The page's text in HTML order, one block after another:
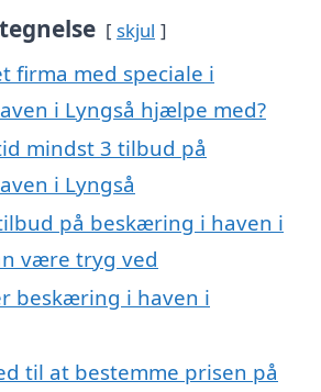
skjul
firma med speciale i
i Lyngså hjælpe med?
mindst 3 tilbud på
i Lyngså
på beskæring i haven i
være tryg ved
beskæring i haven i
til at bestemme prisen på